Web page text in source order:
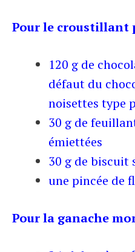
Pour le croustillant
120 g de
défaut du
noisettes type
30 g de
émiettées
30 g de biscuit
une pincée de
Pour la ganache